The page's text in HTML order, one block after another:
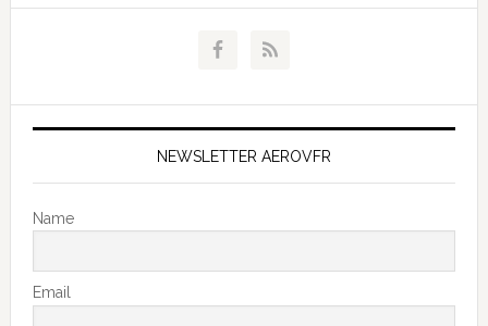
NEWSLETTER AEROVFR
Name
Email